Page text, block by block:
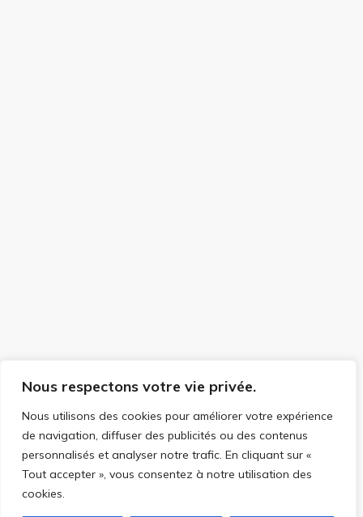
Nous respectons votre vie privée.
Nous utilisons des cookies pour améliorer votre expérience
de navigation, diffuser des publicités ou des contenus
personnalisés et analyser notre trafic. En cliquant sur «
Tout accepter », vous consentez à notre utilisation des
cookies.